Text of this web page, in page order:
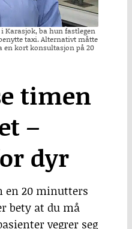
Karasjok, ba hun fastlegen
taxi. Alternativt måtte
en kort konsultasjon på 20
timen
–
dyr
en 20 minutters
bety at du må
vegrer seg